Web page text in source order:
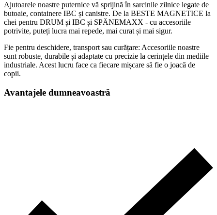
Ajutoarele noastre puternice vă sprijină în sarcinile zilnice legate de
butoaie, containere IBC și canistre. De la BESTE MAGNETICE la
chei pentru DRUM și IBC și SPÄNEMAXX - cu accesoriile
potrivite, puteți lucra mai repede, mai curat și mai sigur.
Fie pentru deschidere, transport sau curățare: Accesoriile noastre
sunt robuste, durabile și adaptate cu precizie la cerințele din mediile
industriale. Acest lucru face ca fiecare mișcare să fie o joacă de
copii.
Avantajele dumneavoastră